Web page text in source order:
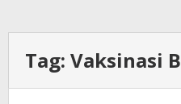
Tag: Vaksinasi